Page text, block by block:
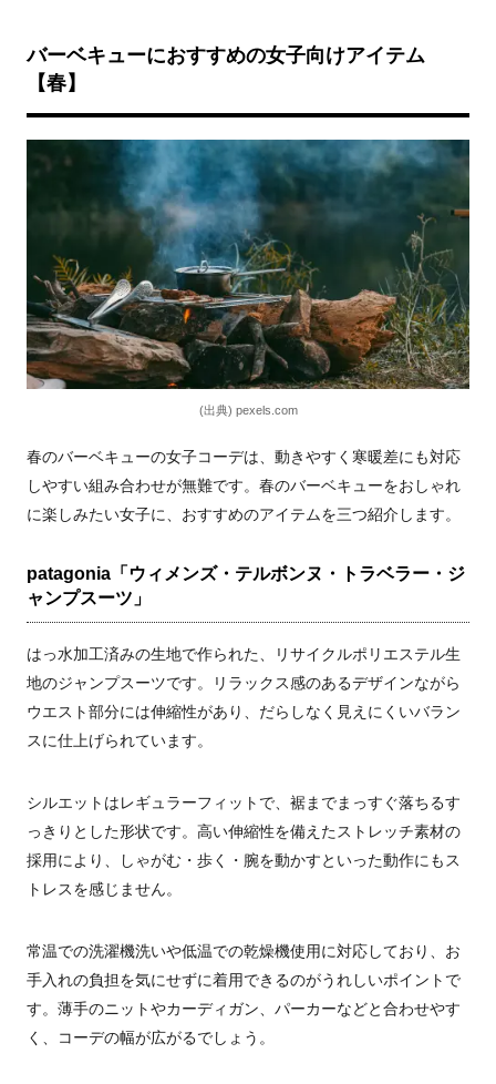
バーベキューにおすすめの女子向けアイテム
【春】
(出典) pexels.com
春のバーベキューの女子コーデは、動きやすく寒暖差にも対応
しやすい組み合わせが無難です。春のバーベキューをおしゃれ
に楽しみたい女子に、おすすめのアイテムを三つ紹介します。
patagonia「ウィメンズ・テルボンヌ・トラベラー・ジ
ャンプスーツ」
はっ水加工済みの生地で作られた、リサイクルポリエステル生
地のジャンプスーツです。リラックス感のあるデザインながら
ウエスト部分には伸縮性があり、だらしなく見えにくいバラン
スに仕上げられています。
シルエットはレギュラーフィットで、裾までまっすぐ落ちるす
っきりとした形状です。高い伸縮性を備えたストレッチ素材の
採用により、しゃがむ・歩く・腕を動かすといった動作にもス
トレスを感じません。
常温での洗濯機洗いや低温での乾燥機使用に対応しており、お
手入れの負担を気にせずに着用できるのがうれしいポイントで
す。薄手のニットやカーディガン、パーカーなどと合わせやす
く、コーデの幅が広がるでしょう。